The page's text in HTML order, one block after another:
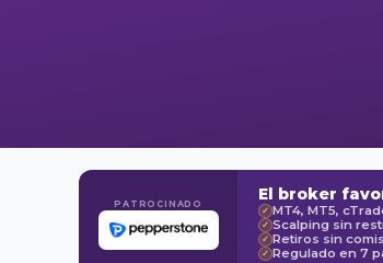
PATROCINADO El broker
✓ MT4, MT5,
✓ Scalping sin
✓ Retiros sin
✓ Regulado en 7